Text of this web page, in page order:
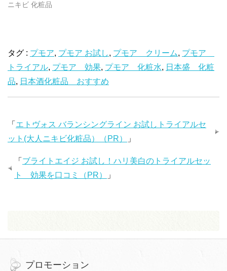
ニキビ 化粧品
タグ : プモア, プモア お試し, プモア クリーム, プモア
トライアル, プモア 効果, プモア 化粧水, 日本盛 化粧
品, 日本酒化粧品 おすすめ
「 エトヴォス バランシングライン お試しトライアルセ
ット(大人ニキビ化粧品）（PR）
」
「 ブライトエイジ お試し！ハリ美白のトライアルセッ
ト 効果を口コミ（PR）
」
プロモーション